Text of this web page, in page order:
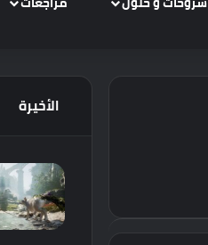
الأخيرة